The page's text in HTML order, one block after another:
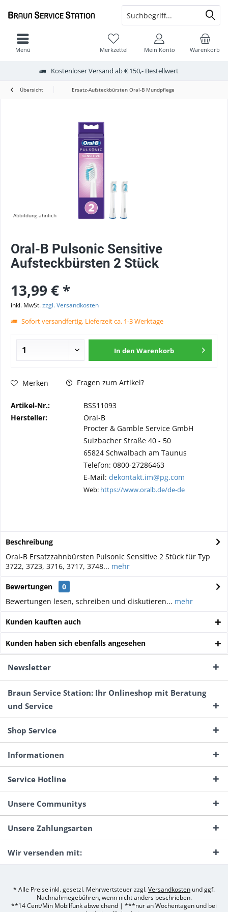
Kostenloser Versand ab € 150,- Bestellwert
Warenkorb
Merkzettel Mein Konto
Menü
Übersicht Ersatz-Aufsteckbürsten Oral-B Mundpflege
Abbildung ähnlich
Oral-B Pulsonic Sensitive
Aufsteckbürsten 2 Stück
13,99 € *
inkl. MwSt.zzgl. Versandkosten
Sofort versandfertig, Lieferzeit ca. 1-3 Werktage
In den Warenkorb
Merken Fragen zum Artikel?
Artikel-Nr.:
BSS11093
Hersteller:
Oral-B
Procter & Gamble Service GmbH
Sulzbacher Straße 40 - 50
65824 Schwalbach am Taunus
Telefon: 0800-27286463
E-Mail: dekontakt.im@pg.com
Web: https://www.oralb.de/de-de
Beschreibung
Oral-B Ersatzzahnbürsten Pulsonic Sensitive 2 Stück für Typ
3722, 3723, 3716, 3717, 3748... mehr
Bewertungen
0
Bewertungen lesen, schreiben und diskutieren... mehr
Kunden kauften auch
Kunden haben sich ebenfalls angesehen
Newsletter
Braun Service Station: Ihr Onlineshop mit Beratung
und Service
Shop Service
Informationen
Service Hotline
Unsere Communitys
Unsere Zahlungsarten
Wir versenden mit:
* Alle Preise inkl. gesetzl. Mehrwertsteuer zzgl.Versandkosten und ggf.
Nachnahmegebühren, wenn nicht anders beschrieben.
**14 Cent/Min Mobilfunk abweichend | ***nur an Wochentagen und bei